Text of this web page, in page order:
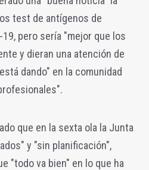
test de antígenos de
pero sería "mejor que los
y dieran una atención de
dando" en la comunidad
que en la sexta ola la Junta
y "sin planificación",
"todo va bien" en lo que ha